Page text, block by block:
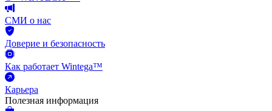
СМИ о нас
Доверие и безопасность
Как работает Wintega™
Карьера
Полезная информация